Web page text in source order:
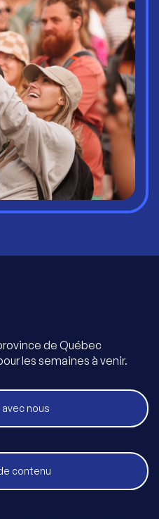
de Québec
les semaines à venir.
nous
contenu